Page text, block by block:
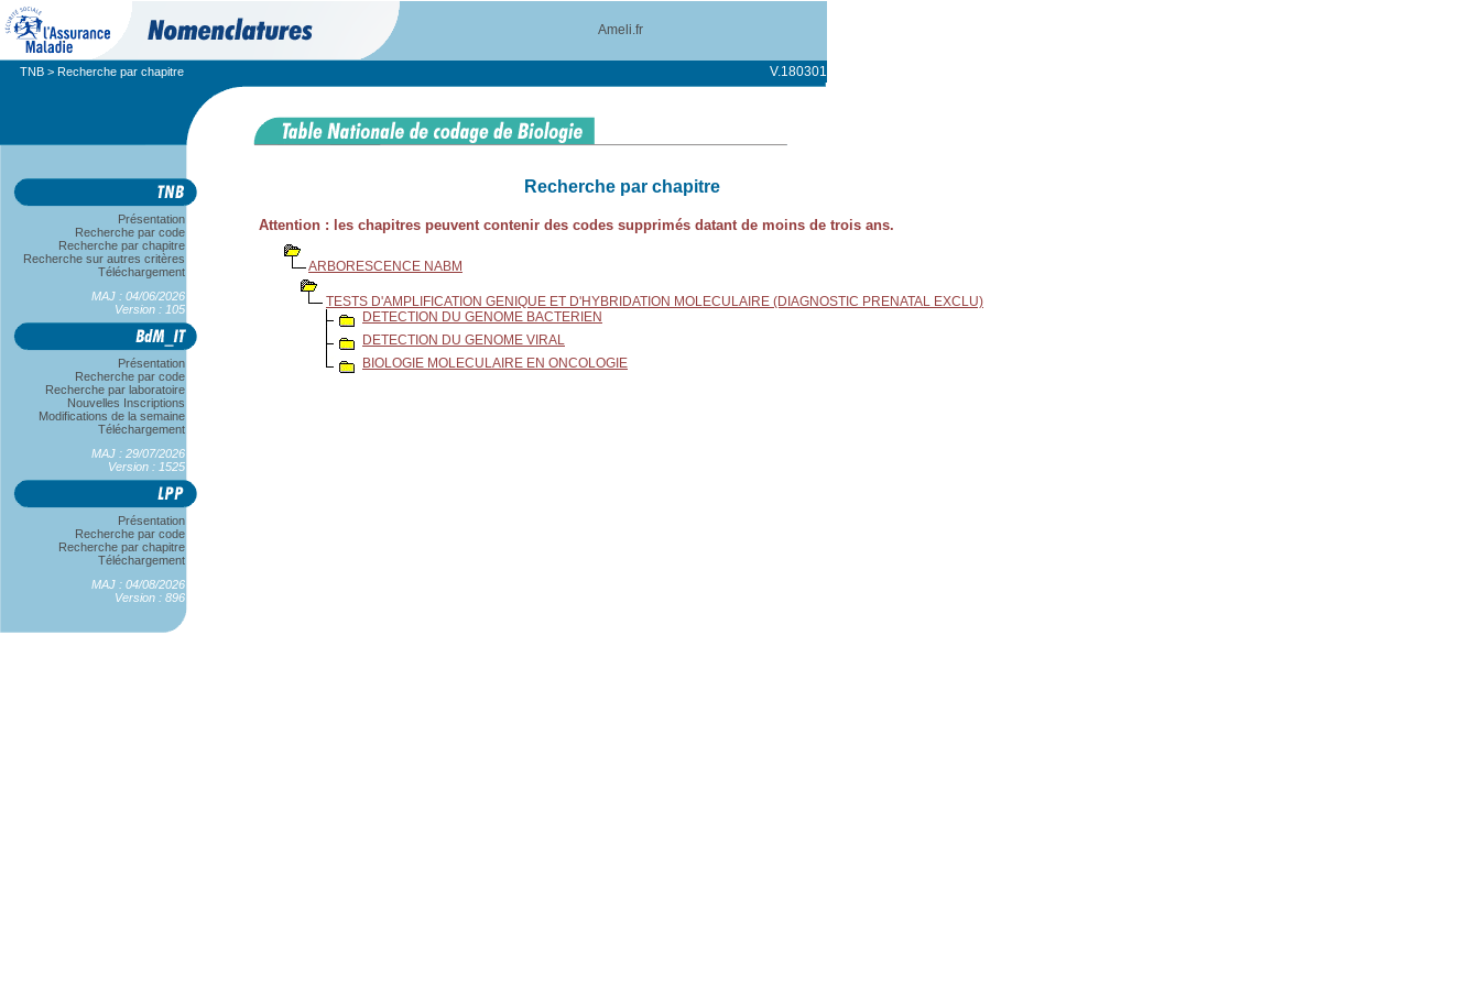
Ameli.fr
TNB > Recherche par chapitre V.180301
Présentation
Recherche par code
Recherche par chapitre
Recherche sur autres critères
Téléchargement
MAJ : 04/06/2026
Version : 105
Présentation
Recherche par code
Recherche par laboratoire
Nouvelles Inscriptions
Modifications de la semaine
Téléchargement
MAJ : 29/07/2026
Version : 1525
Présentation
Recherche par code
Recherche par chapitre
Téléchargement
MAJ : 04/08/2026
Version : 896
Recherche par chapitre
Attention : les chapitres peuvent contenir des codes supprimés datant de moins de trois ans.
ARBORESCENCE NABM
TESTS D'AMPLIFICATION GENIQUE ET D'HYBRIDATION MOLECULAIRE (DIAGNOSTIC PRENATAL EXCLU)
DETECTION DU GENOME BACTERIEN
DETECTION DU GENOME VIRAL
BIOLOGIE MOLECULAIRE EN ONCOLOGIE